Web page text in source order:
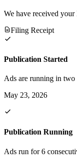
We have received
Filing Receipt
Publication Started
Ads are running in two
May 23, 2026
Publication Running
Ads run for 6